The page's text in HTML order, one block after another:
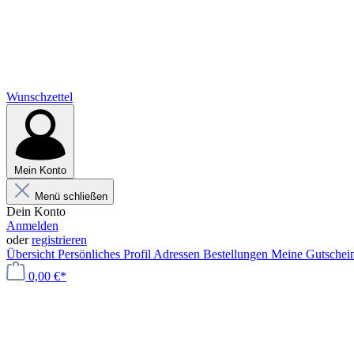
Wunschzettel
Mein Konto
Menü schließen
Dein Konto
Anmelden
oderregistrieren
Übersicht Persönliches Profil Adressen Bestellungen Meine
0,00 €*